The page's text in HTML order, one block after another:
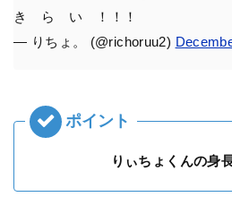
き ら い ！！！
— りちょ。 (@richoruu2)
りぃちょくんの身